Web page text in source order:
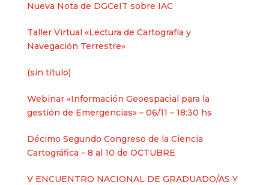
Nueva Nota de DGCeIT sobre IAC
Taller Virtual «Lectura de Cartografía y
Navegación Terrestre»
(sin título)Entrada
Webinar «Información Geoespacial para la
gestión de Emergencias» – 06/11 – 18:30 hs
Décimo Segundo Congreso de la Ciencia
Cartográfica – 8 al 10 de OCTUBRE
V ENCUENTRO NACIONAL DE GRADUADO/AS Y